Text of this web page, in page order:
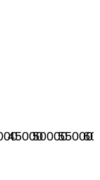
450005000055000